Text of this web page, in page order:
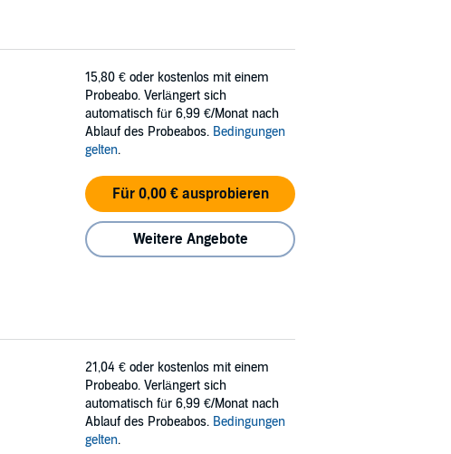
15,80 € oder kostenlos mit einem
Probeabo. Verlängert sich
automatisch für 6,99 €/Monat nach
Ablauf des Probeabos. Bedingungen
gelten.
Für 0,00 € ausprobieren
Weitere Angebote
21,04 € oder kostenlos mit einem
Probeabo. Verlängert sich
automatisch für 6,99 €/Monat nach
Ablauf des Probeabos. Bedingungen
gelten.